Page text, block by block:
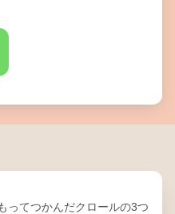
ってつかんだクロールの3つ